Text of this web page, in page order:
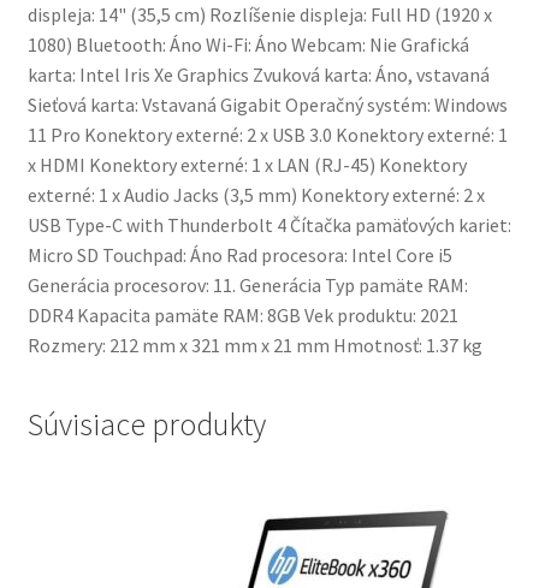
displeja: 14" (35,5 cm) Rozlíšenie displeja: Full HD (1920 x
1080) Bluetooth: Áno Wi-Fi: Áno Webcam: Nie Grafická
karta: Intel Iris Xe Graphics Zvuková karta: Áno, vstavaná
Sieťová karta: Vstavaná Gigabit Operačný systém: Windows
11 Pro Konektory externé: 2 x USB 3.0 Konektory externé: 1
x HDMI Konektory externé: 1 x LAN (RJ-45) Konektory
externé: 1 x Audio Jacks (3,5 mm) Konektory externé: 2 x
USB Type-C with Thunderbolt 4 Čítačka pamäťových kariet:
Micro SD Touchpad: Áno Rad procesora: Intel Core i5
Generácia procesorov: 11. Generácia Typ pamäte RAM:
DDR4 Kapacita pamäte RAM: 8GB Vek produktu: 2021
Rozmery: 212 mm x 321 mm x 21 mm Hmotnosť: 1.37 kg
Súvisiace produkty